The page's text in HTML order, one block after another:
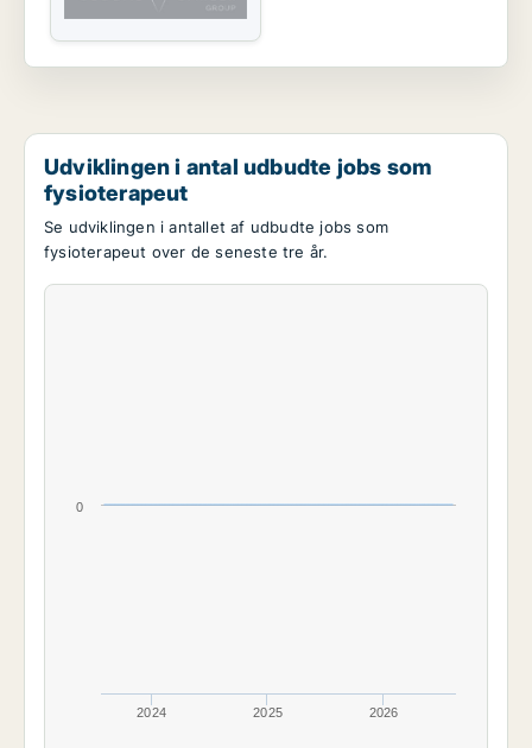
Udviklingen i antal udbudte jobs som
fysioterapeut
Se udviklingen i antallet af udbudte jobs som
fysioterapeut over de seneste tre år.
2024 2025 2026
0